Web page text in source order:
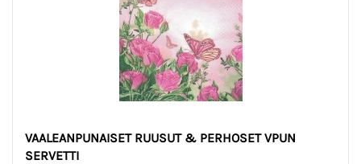
VAALEANPUNAISET RUUSUT & PERHOSET VPUN
SERVETTI